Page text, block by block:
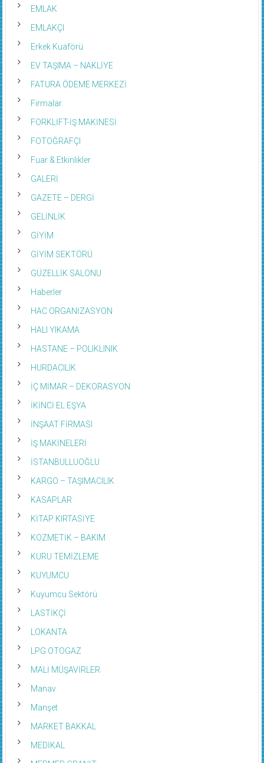
EMLAK
EMLAKÇI
Erkek Kuaförü
EV TAŞIMA – NAKLİYE
FATURA ÖDEME MERKEZİ
Firmalar
FORKLİFT-İŞ MAKİNESİ
FOTOĞRAFÇI
Fuar & Etkinlikler
GALERİ
GAZETE – DERGİ
GELİNLİK
GİYİM
GİYİM SEKTÖRÜ
GÜZELLİK SALONU
Haberler
HAC ORGANİZASYON
HALI YIKAMA
HASTANE – POLIKLINIK
HURDACILIK
İÇ MİMAR – DEKORASYON
İKİNCİ EL EŞYA
İNŞAAT FİRMASI
İŞ MAKİNELERİ
İSTANBULLUOĞLU
KARGO – TAŞIMACILIK
KASAPLAR
KİTAP KIRTASİYE
KOZMETİK – BAKIM
KURU TEMİZLEME
KUYUMCU
Kuyumcu Sektörü
LASTİKÇİ
LOKANTA
LPG OTOGAZ
MALİ MÜŞAVİRLER
Manav
Manşet
MARKET BAKKAL
MEDİKAL